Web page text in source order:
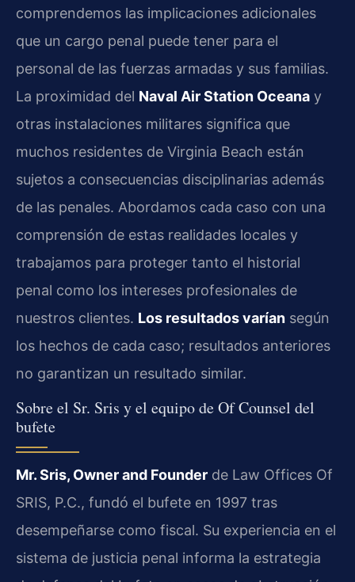
comprendemos las implicaciones adicionales
que un cargo penal puede tener para el
personal de las fuerzas armadas y sus familias.
La proximidad del Naval Air Station Oceana y
otras instalaciones militares significa que
muchos residentes de Virginia Beach están
sujetos a consecuencias disciplinarias además
de las penales. Abordamos cada caso con una
comprensión de estas realidades locales y
trabajamos para proteger tanto el historial
penal como los intereses profesionales de
nuestros clientes. Los resultados varían según
los hechos de cada caso; resultados anteriores
no garantizan un resultado similar.
Sobre el Sr. Sris y el equipo de Of Counsel del
bufete
Mr. Sris, Owner and Founder de Law Offices Of
SRIS, P.C., fundó el bufete en 1997 tras
desempeñarse como fiscal. Su experiencia en el
sistema de justicia penal informa la estrategia